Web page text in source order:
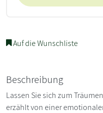
Auf die Wunschliste
Beschreibung
Lassen Sie sich zum
erzählt von einer